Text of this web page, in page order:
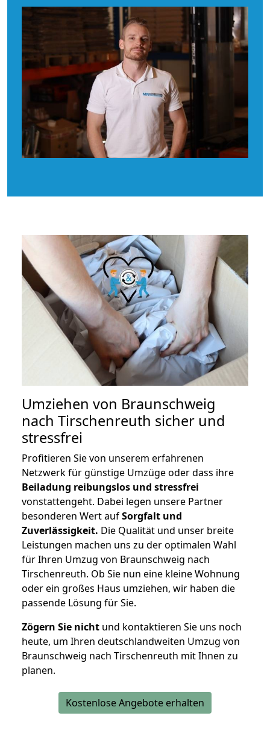
Umziehen von Braunschweig
nach Tirschenreuth sicher und
stressfrei
Profitieren Sie von unserem erfahrenen
Netzwerk für günstige Umzüge oder dass ihre
Beiladung reibungslos und stressfrei
vonstattengeht. Dabei legen unsere Partner
besonderen Wert aufSorgfalt und
Zuverlässigkeit. Die Qualität und unser breite
Leistungen machen uns zu der optimalen Wahl
für Ihren Umzug von Braunschweig nach
Tirschenreuth. Ob Sie nun eine kleine Wohnung
oder ein großes Haus umziehen, wir haben die
passende Lösung für Sie.
Zögern Sie nicht und kontaktieren Sie uns noch
heute, um Ihren deutschlandweiten Umzug von
Braunschweig nach Tirschenreuth mit Ihnen zu
planen.
Kostenlose Angebote erhalten